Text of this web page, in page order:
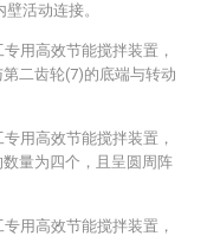
活动连接。
用高效节能搅拌装置，
二齿轮(7)的底端与转动
用高效节能搅拌装置，
量为四个，且呈圆周阵
用高效节能搅拌装置，